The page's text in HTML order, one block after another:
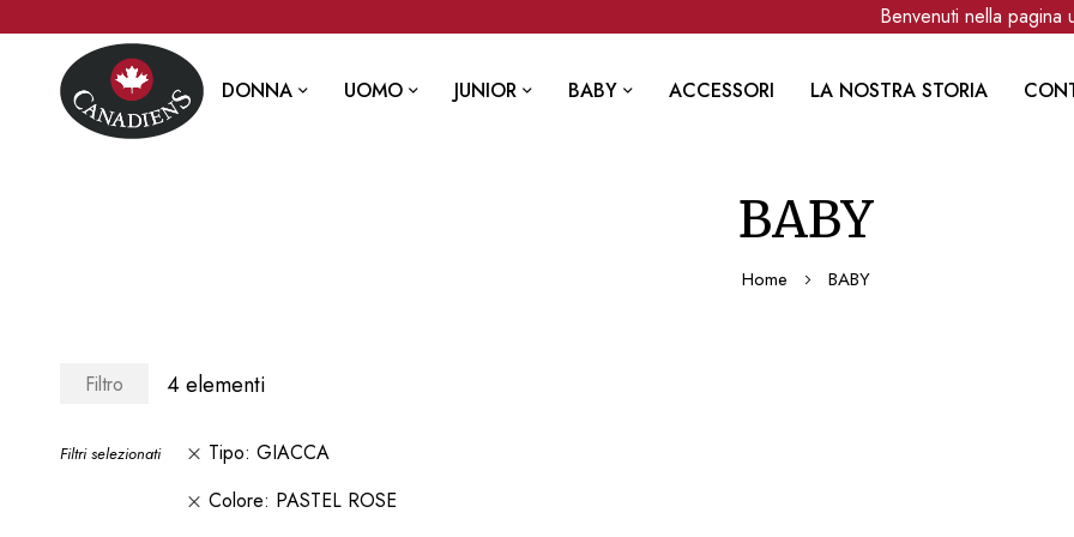
Benvenuti nella pagina
DONNA UOMO JUNIOR BABY ACCESSORI LA NOSTRA STORIA
BABY
Home BABY
Filtri selezionati Tipo GIACCA
Colore PASTEL ROSE
Filtro 4elementi